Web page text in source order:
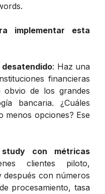
implementar esta
: Haz una
financieras
de los grandes
bancaria. ¿Cuáles
menos opciones? Ese
con métricas
clientes piloto,
después con números
procesamiento, tasa